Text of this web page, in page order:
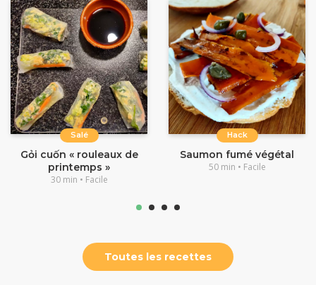
Salé
Gỏi cuốn « rouleaux de
printemps »
30 min • Facile
Hack
Saumon fumé végétal
50 min • Facile
Toutes les recettes